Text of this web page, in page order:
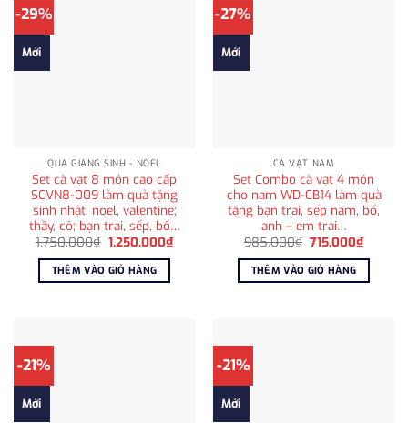
-29%
Mới
QUÀ GIÁNG SINH - NOEL
Set cà vạt 8 món cao cấp
SCVN8-009 làm quà tặng
sinh nhật, noel, valentine;
thầy, cô; bạn trai, sếp, bố…
1.750.000₫ Giá
là:
1.750.000₫.
1.250.000₫Giá
hiện
1.250.000₫.
THÊM VÀO GIỎ HÀNG
-27%
Mới
CÀ VẠT NAM
Set Combo cà vạt 4 món
cho nam WD-CB14 làm quà
tặng bạn trai, sếp nam, bố,
anh – em trai…
985.000₫ Giá
là:
985.000₫.
715.000₫Giá
hiện
tại
THÊM VÀO GIỎ HÀNG
-21%
Mới
-21%
Mới